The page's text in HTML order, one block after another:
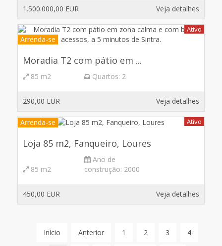
1.500.000,00 EUR Veja detalhes
Ativo
Arrenda-se
Moradia T2 com pátio em ...
85 m2 Quartos: 2
290,00 EUR Veja detalhes
Ativo
Arrenda-se
Loja 85 m2, Fanqueiro, Loures
85 m2
Ano de
construção: 2000
450,00 EUR Veja detalhes
Início Anterior 1 2 3 4